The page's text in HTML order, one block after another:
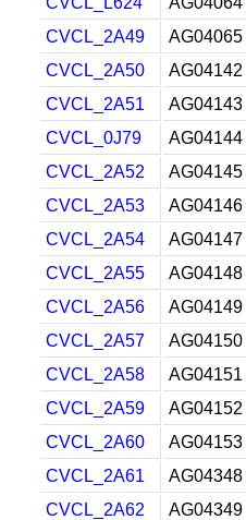
CVCL_2A49
AG04065
CVCL_2A50
AG04142
CVCL_2A51
AG04143
CVCL_0J79
AG04144
CVCL_2A52
AG04145
CVCL_2A53
AG04146
CVCL_2A54
AG04147
CVCL_2A55
AG04148
CVCL_2A56
AG04149
CVCL_2A57
AG04150
CVCL_2A58
AG04151
CVCL_2A59
AG04152
CVCL_2A60
AG04153
CVCL_2A61
AG04348
CVCL_2A62
AG04349